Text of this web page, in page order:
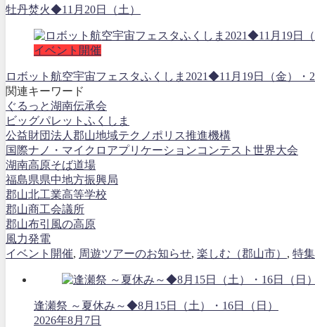
牡丹焚火◆11月20日（土）
イベント開催
ロボット航空宇宙フェスタふくしま2021◆11月19日（金
関連キーワード
ぐるっと湖南伝承会
ビッグパレットふくしま
公益財団法人郡山地域テクノポリス推進機構
国際ナノ・マイクロアプリケーションコンテスト世界大会
湖南高原そば道場
福島県県中地方振興局
郡山北工業高等学校
郡山商工会議所
郡山布引風の高原
風力発電
イベント開催, 周遊ツアーのお知らせ, 楽しむ（郡山市） , 特集
逢瀬祭 ～夏休み～◆8月15日（土）・16日（日）
2026年8月7日